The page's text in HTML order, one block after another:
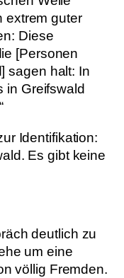
extrem guter
Diese
[Personen
sagen halt: In
in Greifswald
Identifikation:
Es gibt keine
deutlich zu
um eine
völlig Fremden.